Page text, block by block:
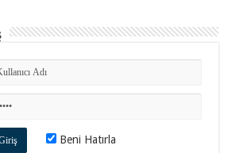
Beni Hatırla